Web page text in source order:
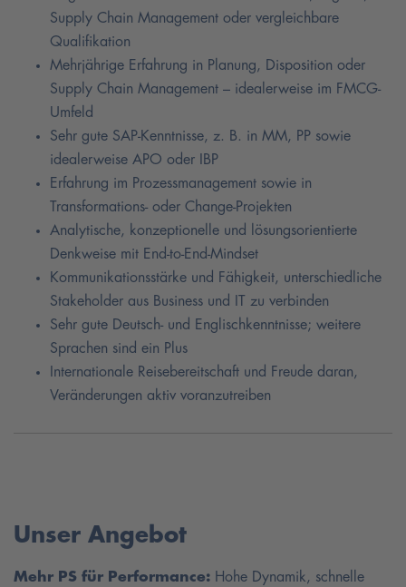
Supply Chain Management oder vergleichbare
Qualifikation
Mehrjährige Erfahrung in Planung, Disposition oder
Supply Chain Management – idealerweise im FMCG-
Umfeld
Sehr gute SAP-Kenntnisse, z. B. in MM, PP sowie
idealerweise APO oder IBP
Erfahrung im Prozessmanagement sowie in
Transformations- oder Change-Projekten
Analytische, konzeptionelle und lösungsorientierte
Denkweise mit End-to-End-Mindset
Kommunikationsstärke und Fähigkeit, unterschiedliche
Stakeholder aus Business und IT zu verbinden
Sehr gute Deutsch- und Englischkenntnisse; weitere
Sprachen sind ein Plus
Internationale Reisebereitschaft und Freude daran,
Veränderungen aktiv voranzutreiben
Unser Angebot
Mehr PS für Performance: Hohe Dynamik, schnelle